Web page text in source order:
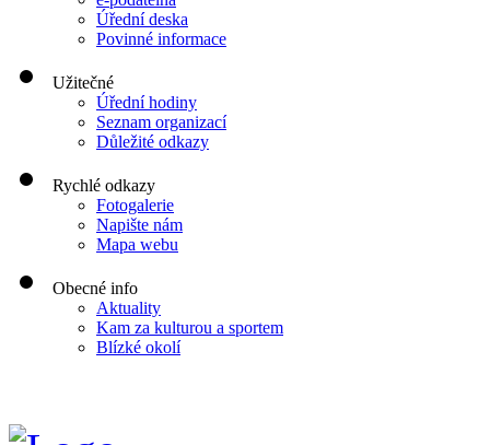
Úřední deska
Povinné informace
Užitečné
Úřední hodiny
Seznam organizací
Důležité odkazy
Rychlé odkazy
Fotogalerie
Napište nám
Mapa webu
Obecné info
Aktuality
Kam za kulturou a sportem
Blízké okolí